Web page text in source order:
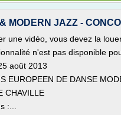
MODERN JAZZ -
une vidéo, vous devez la
n'est pas disponible
août 2013
EUROPEEN DE DANSE
CHAVILLE
:...